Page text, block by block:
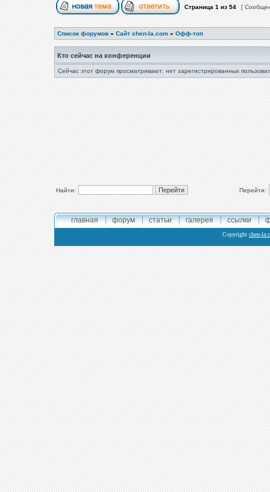
Страница1из54 [
Список форумов » Сайт chen-la.com » Офф-топ
Кто сейчас на конференции
Сейчас этот форум просматривают: нет зарегистрированных
Найти: Перейти:
главная форум статьи галерея ссылки
Copyright chen-